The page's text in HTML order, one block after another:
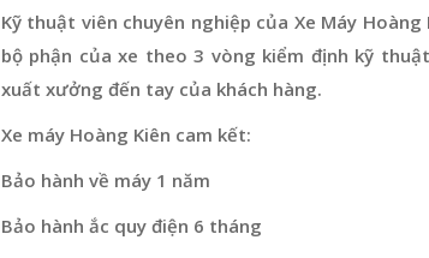
Kỹ thuật viên chuyên nghiệp của Xe Máy
bộ phận của xe theo 3 vòng kiểm định kỹ
xuất xưởng đến tay của khách hàng.
Xe máy Hoàng Kiên cam kết:
Bảo hành về máy 1 năm
Bảo hành ắc quy điện 6 tháng